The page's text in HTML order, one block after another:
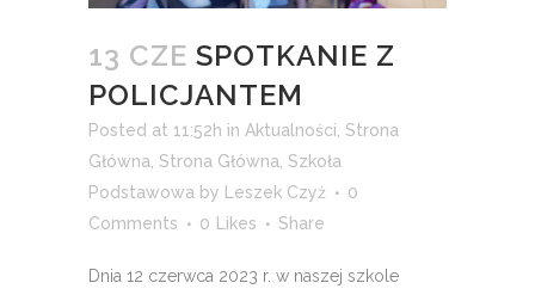
13 CZE SPOTKANIE Z
POLICJANTEM
Posted at 11:52h in Aktualności Strona
Główna Strona Główna Szkoła
Podstawowa by Leszek Czyż
0
Comments
0 Likes Share
Dnia 12 czerwca 2023 r. w naszej szkole